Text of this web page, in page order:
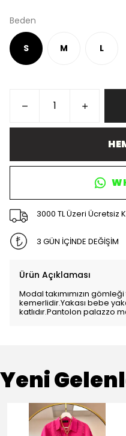
Beden
S M L
3000 TL Üzeri Ücretsiz
3 GÜN İÇİNDE DEĞİŞİM
Ürün Açıklaması
Modal takımımızın
kemerlidir.Yakası bebe
katlıdır.Pantolon palazzo
Yeni